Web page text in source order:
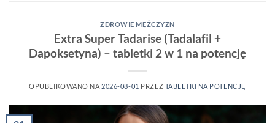
ZDROWIE MĘŻCZYZN
Extra Super Tadarise (Tadalafil +
Dapoksetyna) – tabletki 2 w 1 na potencję
OPUBLIKOWANO NA 2026-08-01 PRZEZ TABLETKI NA POTENCJĘ